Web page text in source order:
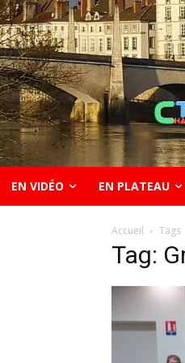
EN VIDÉO EN PLATEAU
Accueil Tags
Tag: